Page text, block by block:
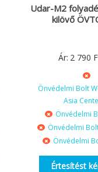
Udar-M2
kilövő
Ár: 2 790
Önvédelmi Bolt
Asia
Önvédelmi
Önvédelmi
Önvédelmi
Értesítést